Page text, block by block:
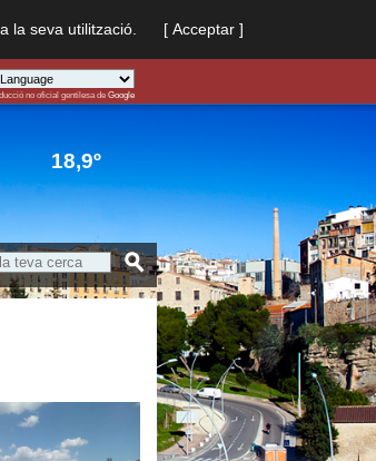
la seva utilització. [ Acceptar ]
Powered by
no oficial gentilesa de Google
18,9º